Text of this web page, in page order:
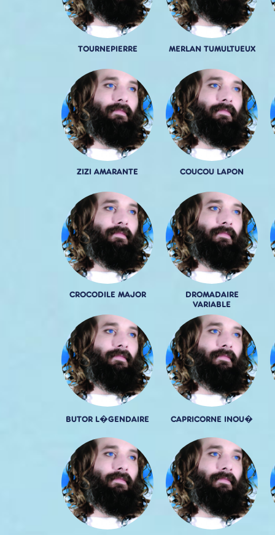
TOURNEPIERRE MERLAN TUMULTUEUX
ZIZI AMARANTE COUCOU LAPON
CROCODILE MAJOR
DROMADAIRE
VARIABLE
BUTOR L�GENDAIRE CAPRICORNE INOU�